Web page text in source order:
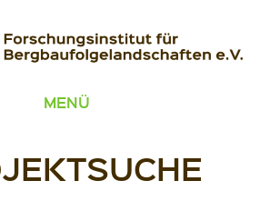
für Bergbaufolgelandschaften
MENÜ